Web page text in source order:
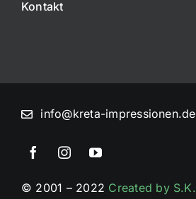
Kontakt
info@kreta-impressionen.de
© 2001 – 2022 Created by S.K.